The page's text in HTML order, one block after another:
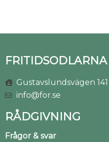
FRITIDSODLARNA
Gustavslundsvägen
info@for.se
RÅDGIVNING
Frågor & svar